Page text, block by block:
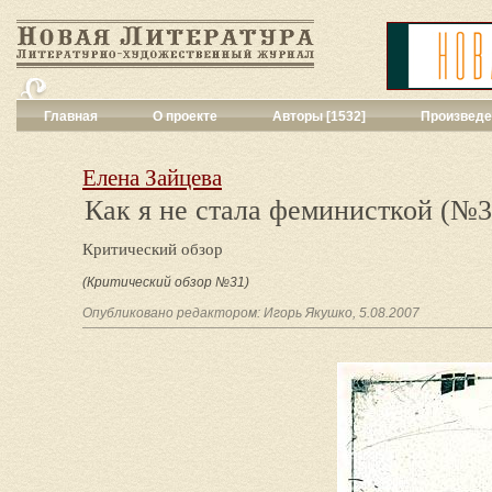
Главная О проекте Авторы [1532]
Переводы прозы
Галерея[144]
Поэзия[1016]
Другие жанры
Все жанры
Елена Зайцева
Как я не стала феминисткой
Критический обзор
(Критический обзор №31)
Опубликовано редактором: Игорь Якушко, 5.08.2007